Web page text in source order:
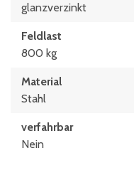
glanzverzinkt
Feldlast
800 kg
Material
Stahl
verfahrbar
Nein